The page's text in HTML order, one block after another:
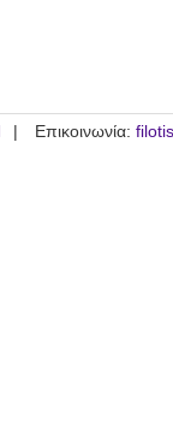
Επικοινωνία: